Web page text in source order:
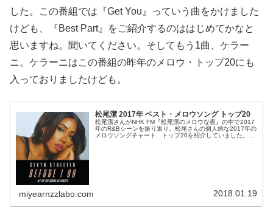
した。この番組では『Get You』っていう曲をかけました
けども、『Best Part』をご紹介するのははじめてかなと
思いますね。聞いてください。そしてもう1曲、ケラー
ニ。ケラーニはこの番組の昨年のメロウ・トップ20にも
入っておりましたけども。
松尾潔 2017年 ベスト・メロウソング トップ20
松尾潔さんがNHK FM『松尾潔のメロウな夜』の中で2017
年のR&Bシーンを振り返り。松尾さんの個人的な2017年の
メロウソングチャート トップ20を紹介していました。
miyearnzzlabo.com 2018.01.19